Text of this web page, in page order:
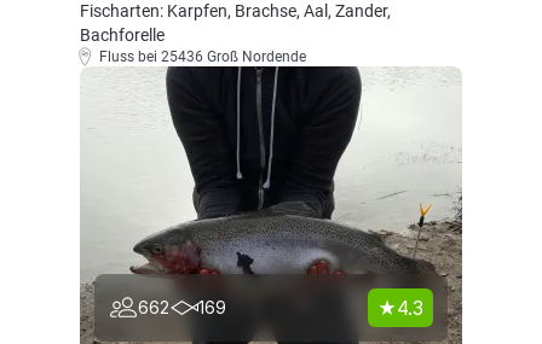
Fischarten: Karpfen, Brachse, Aal, Zander,
Bachforelle
Fluss bei 25436 Groß Nordende
662 169 4.3